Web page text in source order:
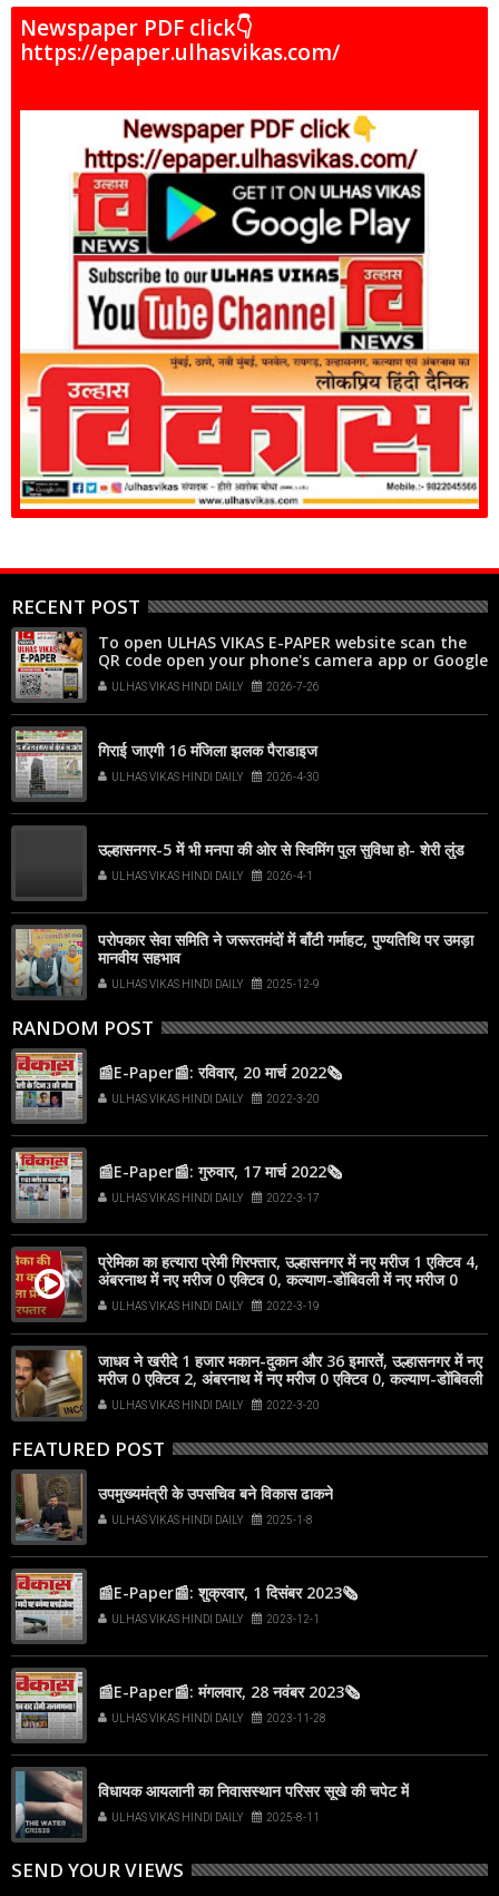
Newspaper PDF click👇
https://epaper.ulhasvikas.com/
RECENT POST
To open ULHAS VIKAS E-PAPER website scan the
QR code open your phone's camera app or Google
Lens, point it at the code, and tap the web link
popup that appears on your screen
ULHAS VIKAS HINDI DAILY 2026-7-26
गिराई जाएगी 16 मंजिला झलक पैराडाइज
ULHAS VIKAS HINDI DAILY 2026-4-30
उल्हासनगर-5 में भी मनपा की ओर से स्विमिंग पुल सुविधा हो- शेरी लुंड
ULHAS VIKAS HINDI DAILY 2026-4-1
परोपकार सेवा समिति ने जरूरतमंदों में बाँटी गर्माहट, पुण्यतिथि पर उमड़ा
मानवीय सहभाव
ULHAS VIKAS HINDI DAILY 2025-12-9
RANDOM POST
📰E-Paper📰: रविवार, 20 मार्च 2022🗞
ULHAS VIKAS HINDI DAILY 2022-3-20
📰E-Paper📰: गुरुवार, 17 मार्च 2022🗞
ULHAS VIKAS HINDI DAILY 2022-3-17
प्रेमिका का हत्यारा प्रेमी गिरफ्तार, उल्हासनगर में नए मरीज 1 एक्टिव 4,
अंबरनाथ में नए मरीज 0 एक्टिव 0, कल्याण-डोंबिवली में नए मरीज 0
ULHAS VIKAS HINDI DAILY 2022-3-19
जाधव ने खरीदे 1 हजार मकान-दुकान और 36 इमारतें, उल्हासनगर में नए
मरीज 0 एक्टिव 2, अंबरनाथ में नए मरीज 0 एक्टिव 0, कल्याण-डोंबिवली
में नए मरीज 0
ULHAS VIKAS HINDI DAILY 2022-3-20
FEATURED POST
उपमुख्यमंत्री के उपसचिव बने विकास ढाकने
ULHAS VIKAS HINDI DAILY 2025-1-8
📰E-Paper📰: शुक्रवार, 1 दिसंबर 2023🗞
ULHAS VIKAS HINDI DAILY 2023-12-1
📰E-Paper📰: मंगलवार, 28 नवंबर 2023🗞
ULHAS VIKAS HINDI DAILY 2023-11-28
विधायक आयलानी का निवासस्थान परिसर सूखे की चपेट में
ULHAS VIKAS HINDI DAILY 2025-8-11
SEND YOUR VIEWS